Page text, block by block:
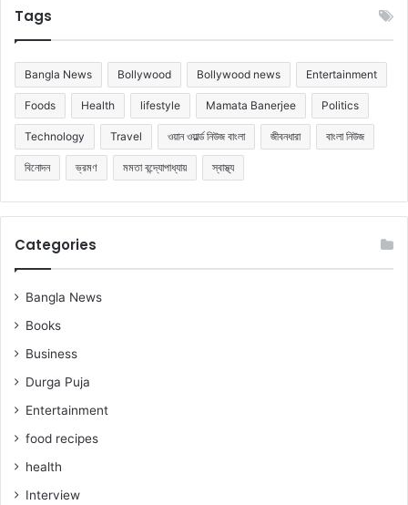
Tags
Bangla News Bollywood Bollywood news Entertainment
Foods Health lifestyle Mamata Banerjee Politics
Technology Travel ওয়ান ওয়ার্ল্ড নিউজ বাংলা জীবনধারা বাংলা নিউজ
বিনোদন ভ্রমণ মমতা বন্দ্যোপাধ্যায় স্বাস্থ্য
Categories
Bangla News
Books
Business
Durga Puja
Entertainment
food recipes
health
Interview